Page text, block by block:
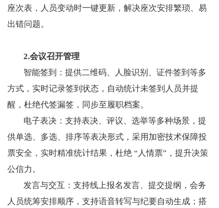
座次表，人员变动时一键更新，解决座次安排繁琐、易
出错问题。
2.会议召开管理
智能签到：提供二维码、人脸识别、证件签到等多
方式，实时记录签到状态，自动统计未签到人员并提
醒，杜绝代签漏签，同步至履职档案。
电子表决：支持表决、评议、选举等多种场景，提
供单选、多选、排序等表决形式，采用加密技术保障投
票安全，实时精准统计结果，杜绝 “人情票”，提升决策
公信力。
发言与交互：支持线上报名发言、提交提纲，会务
人员统筹安排顺序，支持语音转写与纪要自动生成；搭